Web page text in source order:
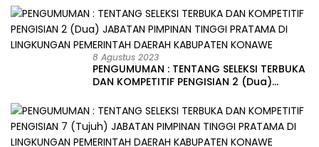
LINGKUNGAN PEMERINTAH DAERAH KABUPATEN KONAWE
8 Agustus 2023
PENGUMUMAN : TENTANG SELEKSI TERBUKA
DAN KOMPETITIF PENGISIAN 2 (Dua)
LINGKUNGAN PEMERINTAH DAERAH
KABUPATEN KONAWE